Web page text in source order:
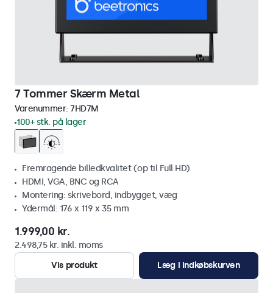
7 Tommer Skærm Metal
Varenummer: 7HD7M
100+ stk. på lager
Fremragende billedkvalitet (op til Full HD)
HDMI, VGA, BNC og RCA
Montering: skrivebord, indbygget, væg
Ydermål: 176 x 119 x 35 mm
1.999,00 kr.
2.498,75 kr. inkl. moms
Vis produkt
Læg i indkøbskurven